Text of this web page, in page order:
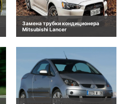
Замена трубки кондиционера
Mitsubishi Lancer